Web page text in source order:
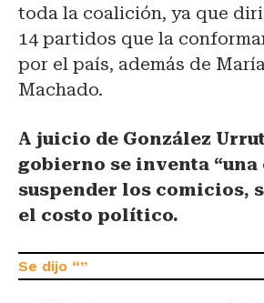
toda la coalición, ya que
14 partidos que la
por el país, además de
Machado.
A juicio de González
gobierno se inventa “una
suspender los comicios,
el costo político.